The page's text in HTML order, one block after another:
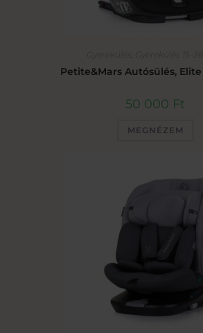
Gyerekülés , Gyerekülés 15-
Petite&Mars Autósülés, Elite
50 000 Ft
MEGNÉZEM